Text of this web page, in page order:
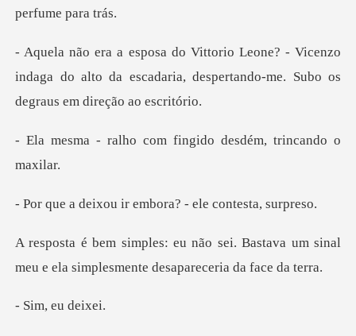
Vicenzo
indaga do alto da escadaria, despertand
com fingido desdém,
ir embora? - ele
. Bastava um sinal
meu e ela simples
, eu